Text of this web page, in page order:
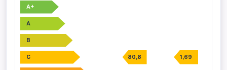
A+
A
B
C 80,8 1,69